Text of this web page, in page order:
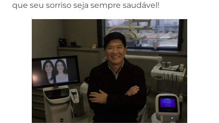
que seu sorriso seja sempre saudável!